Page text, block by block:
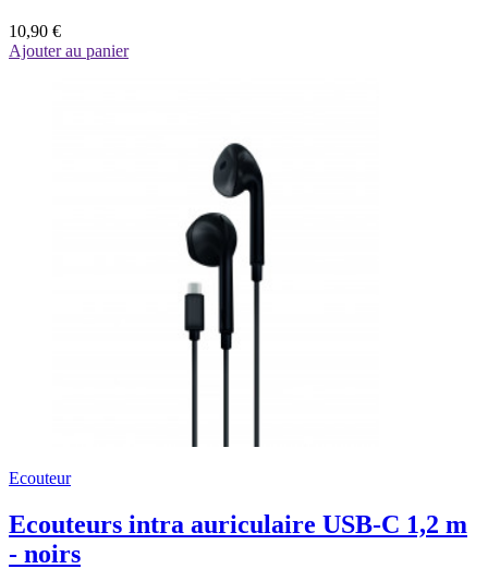
10,90 €
Ajouter au panier
Ecouteur
Ecouteurs intra auriculaire USB-C 1,2 m
- noirs